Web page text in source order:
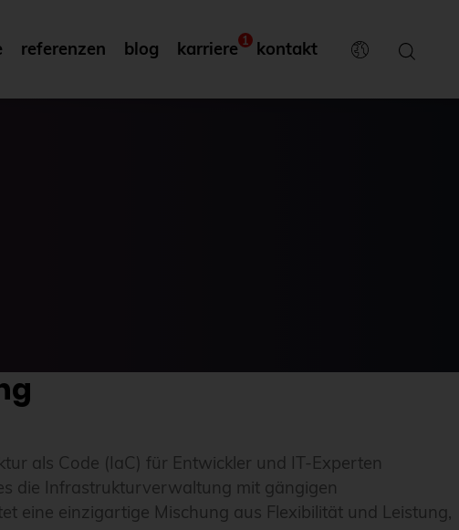
referenzen blog karriere 1 kontakt
als Code (IaC) für Entwickler und IT-Experten
die Infrastrukturverwaltung mit gängigen
eine einzigartige Mischung aus Flexibilität und Leistung,